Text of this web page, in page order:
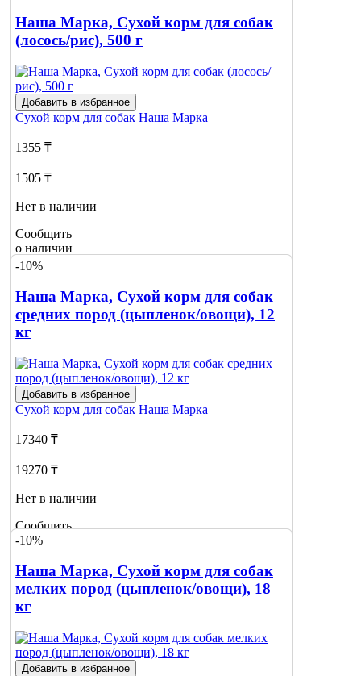
Наша Марка, Сухой корм для собак
(лосось/рис), 500 г
Добавить в избранное
Сухой корм для собак Наша Марка
1355 ₸
1505 ₸
Нет в наличии
Сообщить
о наличии
-10%
Наша Марка, Сухой корм для собак
средних пород (цыпленок/овощи), 12
кг
Добавить в избранное
Сухой корм для собак Наша Марка
17340 ₸
19270 ₸
Нет в наличии
Сообщить
о наличии
-10%
Наша Марка, Сухой корм для собак
мелких пород (цыпленок/овощи), 18
кг
Добавить в избранное